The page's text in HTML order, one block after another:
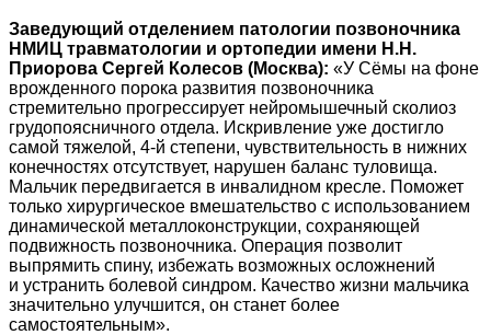
Заведующий отделением патологии позвоночника
НМИЦ травматологии и ортопедии имени Н.Н.
Приорова Сергей Колесов (Москва): «У Сёмы на фоне
врожденного порока развития позвоночника
стремительно прогрессирует нейромышечный сколиоз
грудопоясничного отдела. Искривление уже достигло
самой тяжелой, 4-й степени, чувствительность в нижних
конечностях отсутствует, нарушен баланс туловища.
Мальчик передвигается в инвалидном кресле. Поможет
только хирургическое вмешательство с использованием
динамической металлоконструкции, сохраняющей
подвижность позвоночника. Операция позволит
выпрямить спину, избежать возможных осложнений
и устранить болевой синдром. Качество жизни мальчика
значительно улучшится, он станет более
самостоятельным».